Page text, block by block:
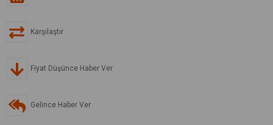
Karşılaştır
Fiyat Düşünce Haber Ver
Gelince Haber Ver